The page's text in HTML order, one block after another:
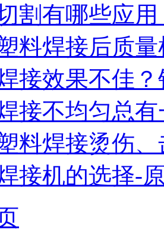
割有哪些应
料焊接后质
接效果不佳
接不均匀总
料焊接烫伤
接机的选择-